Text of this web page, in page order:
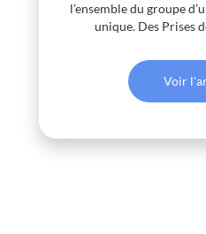
l’ensemble du groupe
unique. Des Prises
Voir